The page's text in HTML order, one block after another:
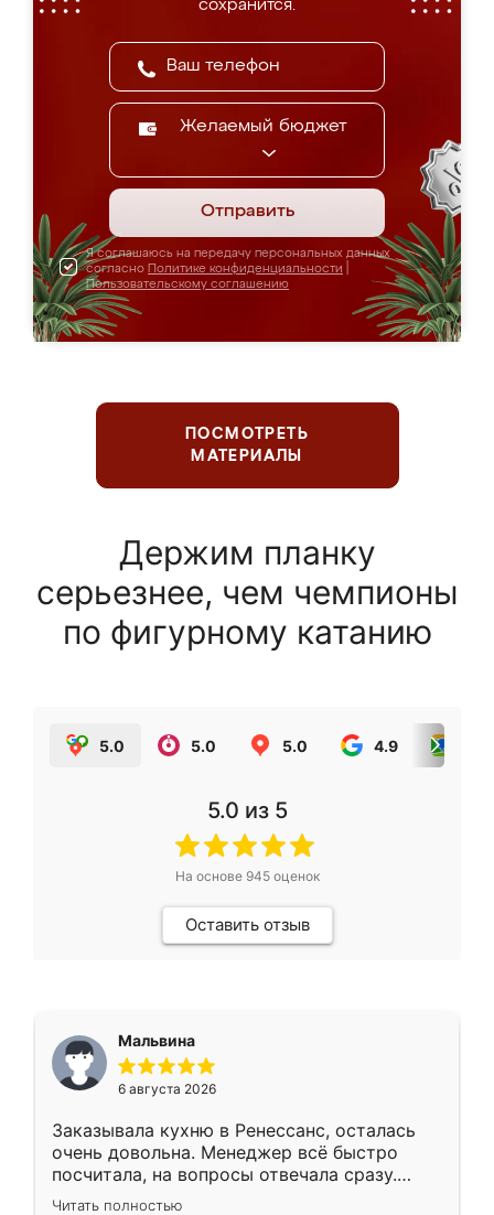
сохранится.
Желаемый бюджет
Отправить
Я соглашаюсь на передачу персональных данных
согласно Политике конфиденциальности
Пользовательскому соглашению
ПОСМОТРЕТЬ
МАТЕРИАЛЫ
Держим планку
серьезнее, чем чемпионы
по фигурному катанию
5.0 5.0 5.0 4.9
5.0 из 5
На основе 945оценок
Оставить отзыв
Мальвина
6 августа 2026
Заказывала кухню в Ренессанс, осталась
очень довольна. Менеджер всё быстро
посчитала, на вопросы отвечала сразу.
Замерщик приехал в субботу, подошёл к
Читать полностью